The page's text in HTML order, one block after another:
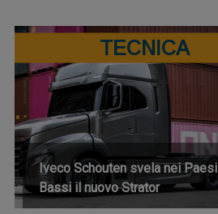
TECNICA
Iveco Schouten svela nei Paesi
Bassi il nuovo Strator